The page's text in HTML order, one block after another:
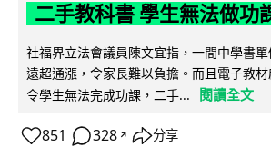
二手教科書 學生無法做功
社福界立法會議員陳文宜指，一間中學書
遠超通漲，令家長難以負擔。而且電子教材
令學生無法完成功課，二手...
閱讀全文
851 328 ↗ 分享